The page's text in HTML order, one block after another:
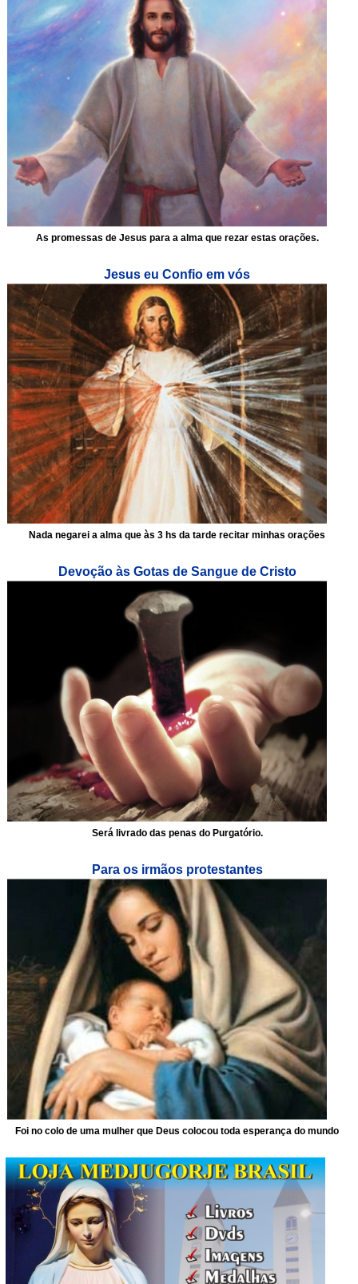
As promessas de Jesus para a alma que rezar estas orações.
Jesus eu Confio em vós
Nada negarei a alma que às 3 hs da tarde recitar minhas orações
Devoção às Gotas de Sangue de Cristo
Será livrado das penas do Purgatório.
Para os irmãos protestantes
Foi no colo de uma mulher que Deus colocou toda esperança do mundo